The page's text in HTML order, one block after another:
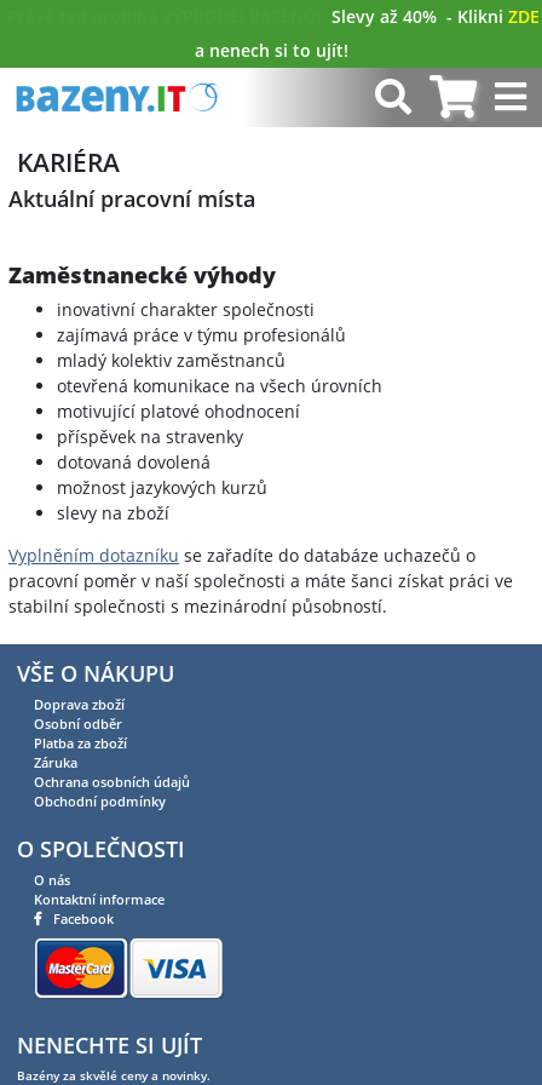
Slevy až 40% - Klikni ZDE
a nenech si to ujít!
KARIÉRA
Aktuální pracovní místa
Zaměstnanecké výhody
inovativní charakter společnosti
zajímavá práce v týmu profesionálů
mladý kolektiv zaměstnanců
otevřená komunikace na všech úrovních
motivující platové ohodnocení
příspěvek na stravenky
dotovaná dovolená
možnost jazykových kurzů
slevy na zboží
Vyplněním dotazníku se zařadíte do databáze uchazečů o
pracovní poměr v naší společnosti a máte šanci získat práci ve
stabilní společnosti s mezinárodní působností.
VŠE O NÁKUPU
Doprava zboží
Osobní odběr
Platba za zboží
Záruka
Ochrana osobních údajů
Obchodní podmínky
O SPOLEČNOSTI
O nás
Kontaktní informace
Facebook
NENECHTE SI UJÍT
Bazény za skvělé ceny a novinky.